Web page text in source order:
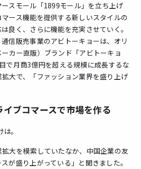
スモール「1899モール」を立ち上げ
ース機能を提供する新しいスタイルの
良く、さらに機能を充実させていく。
信販売事業のアビトーキョーは、オリ
カー直販）ブランド「アビトーキョ
で月商3億円を超える規模に成長するな
大で、「ファッション業界を盛り上げ
ブコマースで市場を作る
。
大を模索していたなか、中国企業の友
が盛り上がっている」と聞きました。